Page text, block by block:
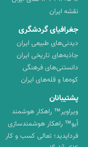
نقشه ایران
جغرافیای گردشگری
دیدنی‌های طبیعی ایران
جاذبه‌های تاریخی ایران
دانستنی‌های فرهنگی
کوه‌ها و قله‌های ایران
پشتیبانان
ویراویر™ راهکار هوشمند
اُیو™ راهکار هوشمندسازی
فرداپدید؛ تعالی کسب و کار